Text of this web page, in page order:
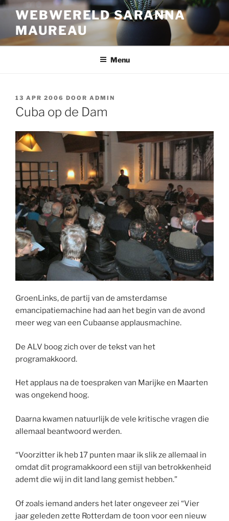
Ga
inhoud
WEBWERELD SARANNA
MAUREAU
Menu
GEPLAATST
OP
13 APR 2006 DOOR ADMIN
Cuba op de Dam
GroenLinks, de partij van de amsterdamse
emancipatiemachine had aan het begin van de avond
meer weg van een Cubaanse applausmachine.
De ALV boog zich over de tekst van het
programakkoord.
Het applaus na de toespraken van Marijke en Maarten
was ongekend hoog.
Daarna kwamen natuurlijk de vele kritische vragen die
allemaal beantwoord werden.
“Voorzitter ik heb 17 punten maar ik slik ze allemaal in
omdat dit programakkoord een stijl van betrokkenheid
ademt die wij in dit land lang gemist hebben.”
Of zoals iemand anders het later ongeveer zei “Vier
jaar geleden zette Rotterdam de toon voor een nieuw